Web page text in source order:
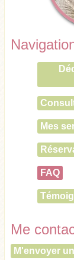
Mes
FAQ
Me
M'envoyer